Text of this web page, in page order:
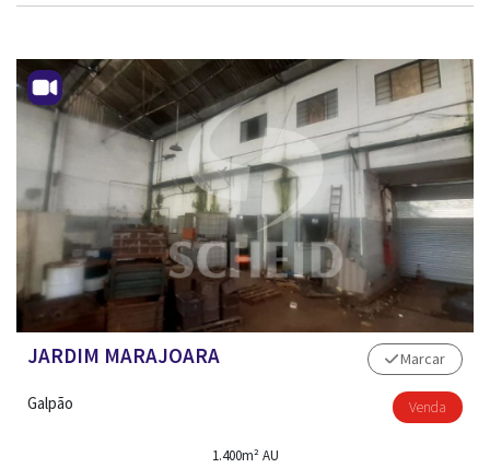
TRABALHE CONOSCO
JARDIM MARAJOARA
Galpão
Marcar
Venda
1.400m² AU